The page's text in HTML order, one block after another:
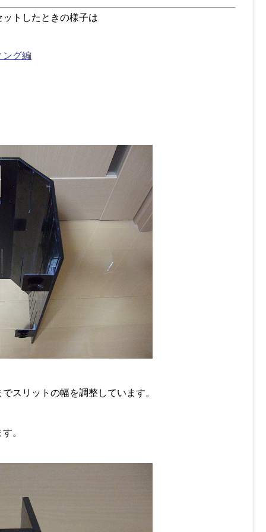
トしたときの様子は
ング編
リットの幅を調整しています。
。